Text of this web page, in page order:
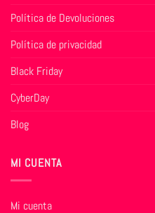
Política de Devoluciones
Política de privacidad
Black Friday
CyberDay
Blog
MI CUENTA
Mi cuenta